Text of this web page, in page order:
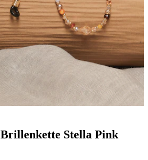
Brillenkette Stella Pink